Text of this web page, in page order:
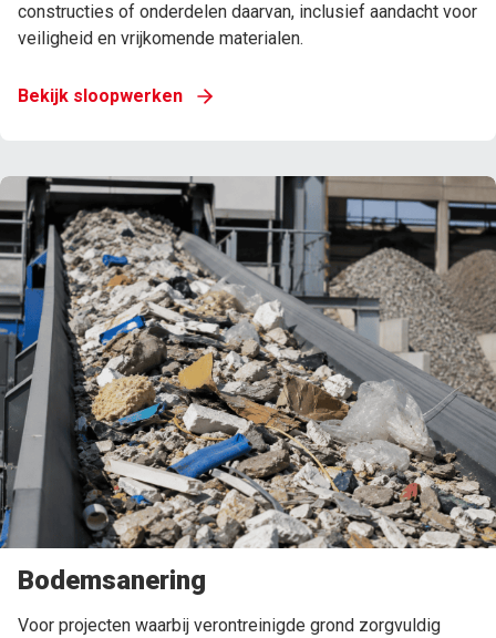
constructies of onderdelen daarvan, inclusief aandacht voor
veiligheid en vrijkomende materialen.
Bekijk sloopwerken
Bodemsanering
Voor projecten waarbij verontreinigde grond zorgvuldig